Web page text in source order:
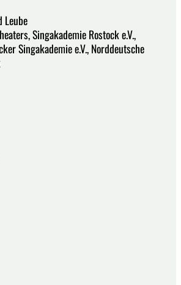
Leube
Singakademie Rostock e.V.,
Singakademie e.V., Norddeutsche